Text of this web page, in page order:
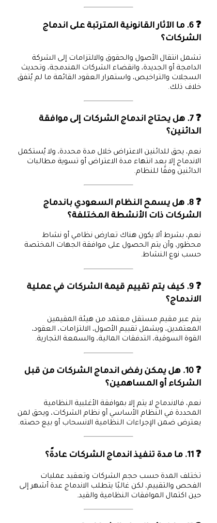
❓ 6. ما الآثار القانونية المترتبة على اندماج
الشركات؟
تشمل انتقال الأصول والحقوق والالتزامات إلى الشركة
الدامجة أو الجديدة، وانقضاء الشركات المندمجة، وتحديث
السجلات والتراخيص، واستمرار العقود القائمة ما لم يُتفق
خلاف ذلك.
❓ 7. هل يحتاج اندماج الشركات إلى موافقة
الدائنين؟
نعم، يحق للدائنين الاعتراض خلال مدة محددة، ولا يُستكمل
الاندماج إلا بعد انتهاء مدة الاعتراض أو تسوية مطالبات
الدائنين وفقًا للنظام.
❓ 8. هل يسمح النظام السعودي باندماج
الشركات ذات الأنشطة المختلفة؟
نعم، بشرط ألا يكون هناك تعارض نظامي أو نشاط
محظور، وأن يتم الحصول على موافقة الجهات المختصة
حسب نوع النشاط.
❓ 9. كيف يتم تقييم قيمة الشركات في عملية
الاندماج؟
يتم عبر مقيم مستقل معتمد من هيئة المقيمين
المعتمدين، ويشمل تقييم الأصول، الالتزامات، العقود،
القوة السوقية، التدفقات المالية، والسمعة التجارية.
❓ 10. هل يمكن رفض اندماج الشركات من قبل
الشركاء أو المساهمين؟
نعم، فالاندماج لا يتم إلا بموافقة الأغلبية النظامية
المحددة في النظام الأساسي أو نظام الشركات، ويحق لمن
يعترض ضمن الإجراءات النظامية الانسحاب أو بيع حصته.
❓ 11. ما مدة تنفيذ اندماج الشركات عادةً؟
تختلف المدة حسب حجم الشركات وتعقيد عمليات
الفحص والتقييم، لكن غالبًا يتطلب الاندماج عدة أشهر إلى
حين اكتمال الموافقات النظامية والقيد.